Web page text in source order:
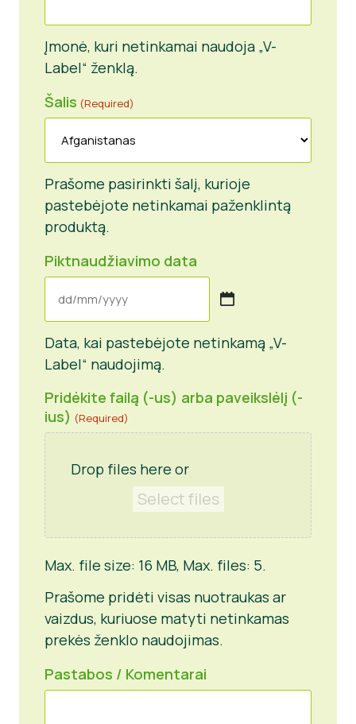
Įmonė, kuri netinkamai naudoja „V-
Label“ ženklą.
Šalis (Required)
Prašome pasirinkti šalį, kurioje
pastebėjote netinkamai paženklintą
produktą.
Piktnaudžiavimo data
DD
MM
slash
YYYY
Data, kai pastebėjote netinkamą „V-
Label“ naudojimą.
Pridėkite failą (-us) arba paveikslėlį (-
ius) (Required)
Drop files here or
Select files
Max. file size: 16 MB, Max. files: 5.
Prašome pridėti visas nuotraukas ar
vaizdus, kuriuose matyti netinkamas
prekės ženklo naudojimas.
Pastabos / Komentarai